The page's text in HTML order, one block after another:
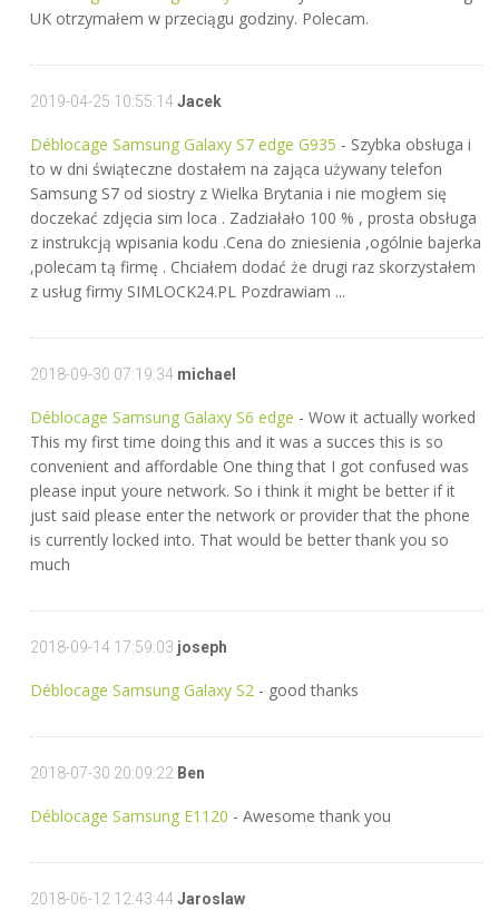
UK otrzymałem w przeciągu godziny. Polecam.
2019-04-25 10:55:14Jacek
Déblocage Samsung Galaxy S7 edge G935 - Szybka obsługa i
to w dni świąteczne dostałem na zająca używany telefon
Samsung S7 od siostry z Wielka Brytania i nie mogłem się
doczekać zdjęcia sim loca . Zadziałało 100 % , prosta obsługa
z instrukcją wpisania kodu .Cena do zniesienia ,ogólnie bajerka
,polecam tą firmę . Chciałem dodać że drugi raz skorzystałem
z usług firmy SIMLOCK24.PL Pozdrawiam ...
2018-09-30 07:19:34 michael
Déblocage Samsung Galaxy S6 edge - Wow it actually worked
This my first time doing this and it was a succes this is so
convenient and affordable One thing that I got confused was
please input youre network. So i think it might be better if it
just said please enter the network or provider that the phone
is currently locked into. That would be better thank you so
much
2018-09-14 17:59:03 joseph
Déblocage Samsung Galaxy S2 - good thanks
2018-07-30 20:09:22 Ben
Déblocage Samsung E1120 - Awesome thank you
2018-06-12 12:43:44Jaroslaw